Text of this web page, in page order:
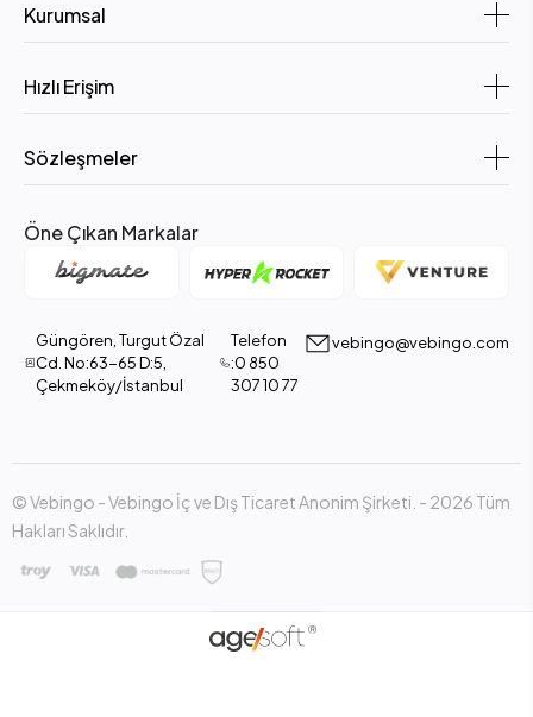
Kurumsal
Hızlı Erişim
Sözleşmeler
Öne Çıkan Markalar
Güngören, Turgut Özal
Cd. No:63-65 D:5,
Çekmeköy/İstanbul
Telefon
:0 850
307 10 77
vebingo@vebingo.com
© Vebingo - Vebingo İç ve Dış Ticaret Anonim Şirketi. - 2026 Tüm
Hakları Saklıdır.